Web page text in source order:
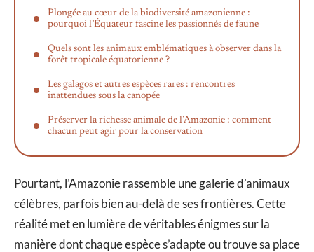
Plongée au cœur de la biodiversité amazonienne :
pourquoi l’Équateur fascine les passionnés de faune
Quels sont les animaux emblématiques à observer dans la
forêt tropicale équatorienne ?
Les galagos et autres espèces rares : rencontres
inattendues sous la canopée
Préserver la richesse animale de l’Amazonie : comment
chacun peut agir pour la conservation
Pourtant, l’Amazonie rassemble une galerie d’animaux
célèbres, parfois bien au-delà de ses frontières. Cette
réalité met en lumière de véritables énigmes sur la
manière dont chaque espèce s’adapte ou trouve sa place